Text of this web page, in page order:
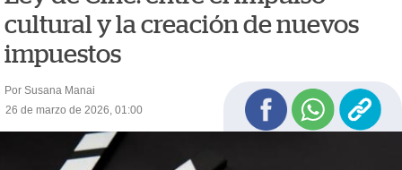
cultural y la creación de nuevos
impuestos
Por Susana Manai
26 de marzo de 2026, 01:00